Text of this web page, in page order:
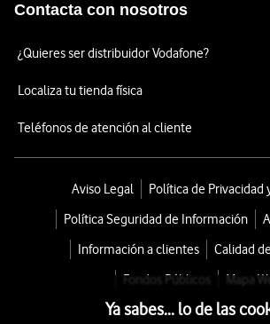
Contacta con nosotros
¿Quieres ser distribuidor Vodafone?
Localiza tu tienda física
Teléfonos de atención al cliente
Aviso Legal
Política de Privacidad
Política Seguridad de Información
Información a clientes
Calidad
Fondos Públicos
Mapa
Ya sabes... lo de las